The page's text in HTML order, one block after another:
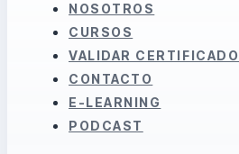
NOSOTROS
CURSOS
VALIDAR CERTIFICADO
CONTACTO
E-LEARNING
PODCAST